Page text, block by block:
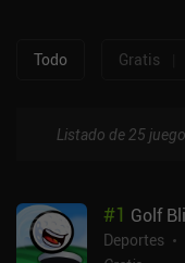
Todo Gratis
Listado de 25
#1 Golf
Deportes